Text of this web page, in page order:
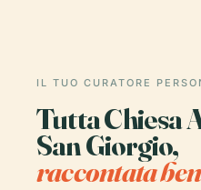
IL TUO CURATORE
Tutta Chiesa
San Giorgio,
raccontata